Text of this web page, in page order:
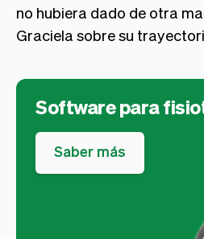
no hubiera dado de otra
Graciela sobre su
Software para
Saber más